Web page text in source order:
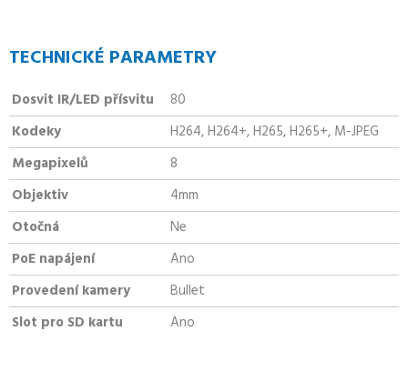
TECHNICKÉ PARAMETRY
Dosvit IR/LED přísvitu
80
Kodeky
H264, H264+, H265, H265+, M-JPEG
Megapixelů
8
Objektiv
4mm
Otočná
Ne
PoE napájení
Ano
Provedení kamery
Bullet
Slot pro SD kartu
Ano